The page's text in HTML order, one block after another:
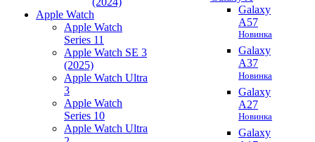
Apple Watch
Apple Watch
Series 11
Apple Watch SE 3
(2025)
Apple Watch Ultra
3
Apple Watch
Series 10
Apple Watch Ultra
Galaxy
A57
Новинка
Galaxy
A37
Новинка
Galaxy
A27
Новинка
Galaxy